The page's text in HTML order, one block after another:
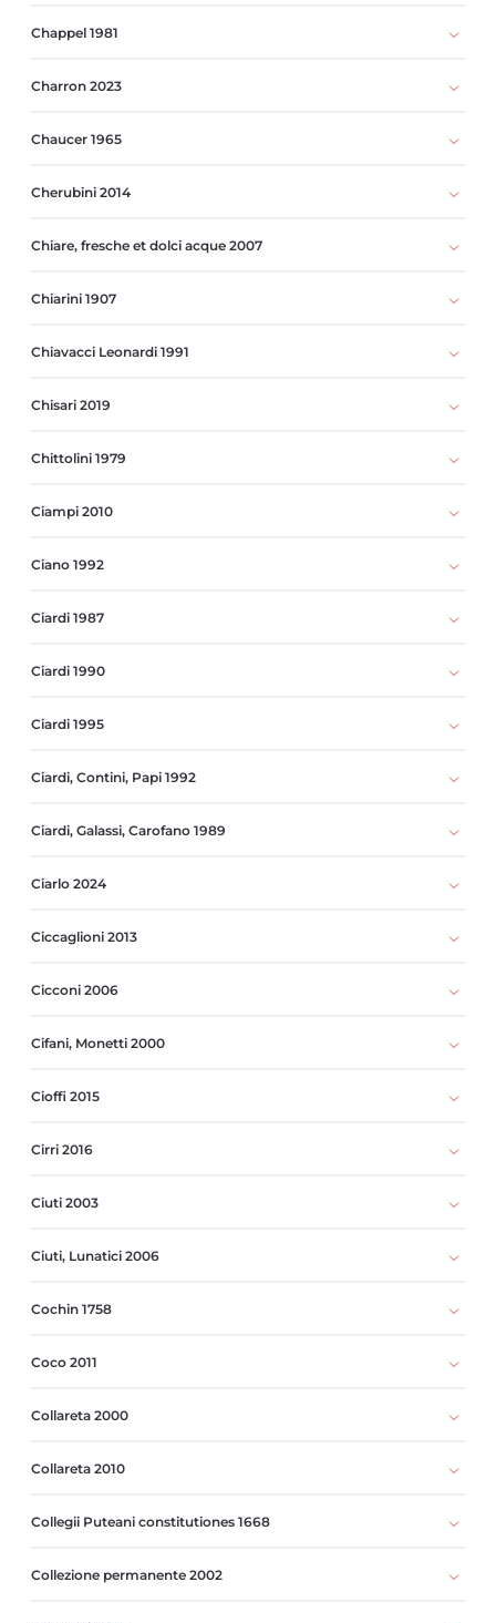
Chappel 1981
Charron 2023
Chaucer 1965
Cherubini 2014
Chiare, fresche et dolci acque 2007
Chiarini 1907
Chiavacci Leonardi 1991
Chisari 2019
Chittolini 1979
Ciampi 2010
Ciano 1992
Ciardi 1987
Ciardi 1990
Ciardi 1995
Ciardi, Contini, Papi 1992
Ciardi, Galassi, Carofano 1989
Ciarlo 2024
Ciccaglioni 2013
Cicconi 2006
Cifani, Monetti 2000
Cioffi 2015
Cirri 2016
Ciuti 2003
Ciuti, Lunatici 2006
Cochin 1758
Coco 2011
Collareta 2000
Collareta 2010
Collegii Puteani constitutiones 1668
Collezione permanente 2002